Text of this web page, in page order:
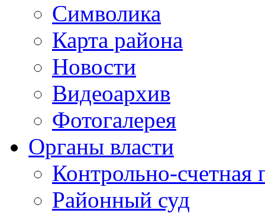
Символика
Карта района
Новости
Видеоархив
Фотогалерея
Органы власти
Контрольно-счетная
Районный суд